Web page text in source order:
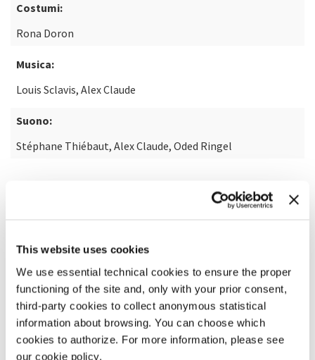
This website uses cookies
We use essential technical cookies to ensure the proper
functioning of the site and, only with your prior consent,
third-party cookies to collect anonymous statistical
information about browsing. You can choose which
cookies to authorize. For more information, please see
our cookie policy.
Costumi:
Rona Doron
Musica:
Louis Sclavis, Alex Claude
Suono:
Stéphane Thiébaut, Alex Claude, Oded Ringel